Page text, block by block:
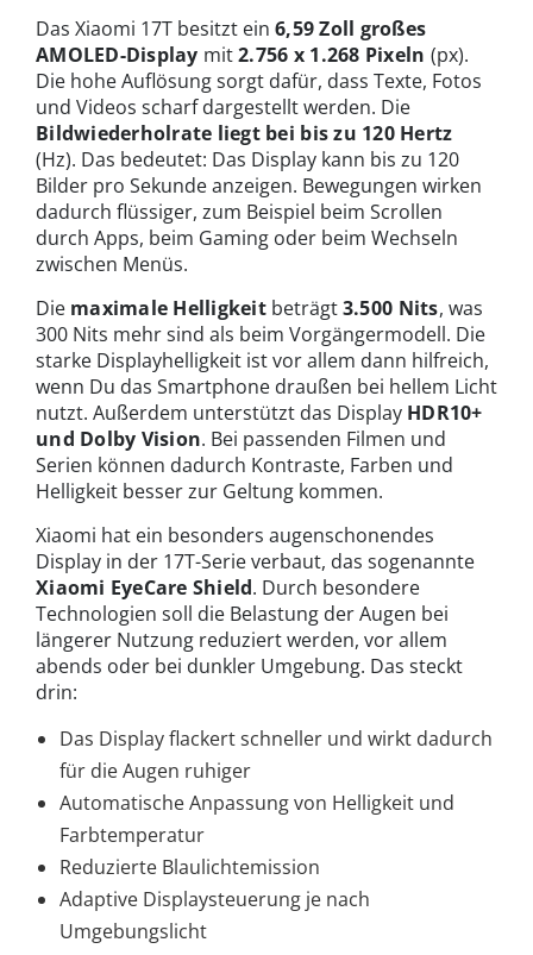
Das Xiaomi 17T besitzt ein 6,59 Zoll großes
AMOLED-Display mit2.756 x 1.268 Pixeln (px).
Die hohe Auflösung sorgt dafür, dass Texte, Fotos
und Videos scharf dargestellt werden. Die
Bildwiederholrate liegt bei bis zu 120 Hertz
(Hz). Das bedeutet: Das Display kann bis zu 120
Bilder pro Sekunde anzeigen. Bewegungen wirken
dadurch flüssiger, zum Beispiel beim Scrollen
durch Apps, beim Gaming oder beim Wechseln
zwischen Menüs.
Die maximale Helligkeitbeträgt3.500 Nits, was
300 Nits mehr sind als beim Vorgängermodell. Die
starke Displayhelligkeit ist vor allem dann hilfreich,
wenn Du das Smartphone draußen bei hellem Licht
nutzt. Außerdem unterstützt das Display HDR10+
und Dolby Vision. Bei passenden Filmen und
Serien können dadurch Kontraste, Farben und
Helligkeit besser zur Geltung kommen.
Xiaomi hat ein besonders augenschonendes
Display in der 17T-Serie verbaut, das sogenannte
Xiaomi EyeCare Shield. Durch besondere
Technologien soll die Belastung der Augen bei
längerer Nutzung reduziert werden, vor allem
abends oder bei dunkler Umgebung. Das steckt
drin:
Das Display flackert schneller und wirkt dadurch
für die Augen ruhiger
Automatische Anpassung von Helligkeit und
Farbtemperatur
Reduzierte Blaulichtemission
Adaptive Displaysteuerung je nach
Umgebungslicht